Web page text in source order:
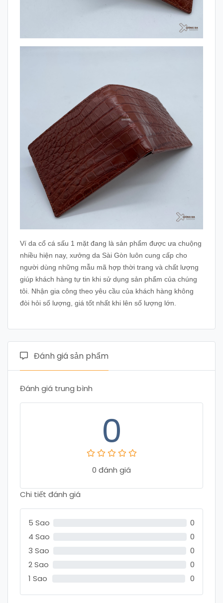
Ví da cổ cá sấu 1 mặt đang là sản phẩm được ưa chuộng
nhiều hiện nay, xưởng da Sài Gòn luôn cung cấp cho
người dùng những mẫu mã hợp thời trang và chất lượng
giúp khách hàng tự tin khi sử dụng sản phẩm của chúng
tôi. Nhận gia công theo yêu cầu của khách hàng không
đòi hỏi số lượng, giá tốt nhất khi lên số lượng lớn.
Đánh giá sản phẩm
Đánh giá trung bình
0
0 đánh giá
Chi tiết đánh giá
5 Sao
0
4 Sao
0
3 Sao
0
2 Sao
0
1 Sao
0